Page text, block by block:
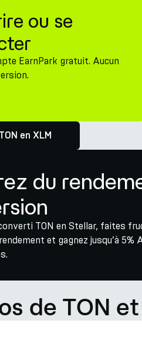
ou se
EarnPark gratuit. Aucun
en XLM
du
TON en Stellar, faites
et gagnez jusqu’à
de TON